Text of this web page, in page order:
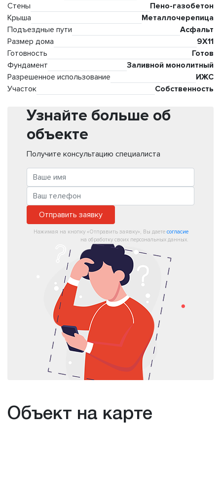
Стены
Пено-газобетон
Крыша
Металлочерепица
Подъездные пути
Асфальт
Размер дома
9Х11
Готовность
Готов
Фундамент
Заливной монолитный
Разрешенное использование
ИЖС
Участок
Собственность
Узнайте больше об
объекте
Получите консультацию специалиста
Отправить заявку
Нажимая на кнопку «Отправить заявку», Вы даете согласие
на обработку своих персональных данных.
Объект на карте